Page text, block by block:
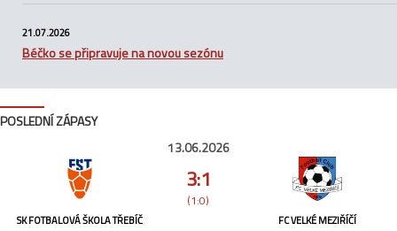
21.07.2026
Béčko se připravuje na novou sezónu
POSLEDNÍ ZÁPASY
SK FOTBALOVÁ ŠKOLA TŘEBÍČ
13.06.2026
3:1
(1:0)
FC VELKÉ MEZIŘÍČÍ